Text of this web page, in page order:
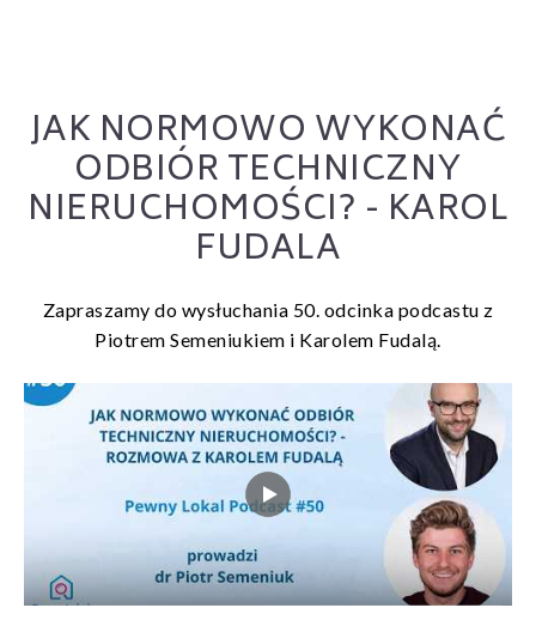
JAK NORMOWO WYKONAĆ
ODBIÓR TECHNICZNY
NIERUCHOMOŚCI? - KAROL
FUDALA
Zapraszamy do wysłuchania 50. odcinka podcastu z
Piotrem Semeniukiem i Karolem Fudalą.